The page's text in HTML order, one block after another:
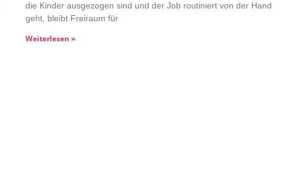
die Kinder ausgezogen sind und der Job routiniert von der Hand
geht, bleibt Freiraum für
Weiterlesen »